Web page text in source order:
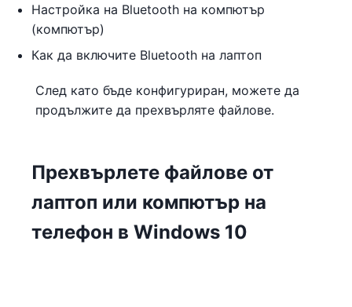
Настройка на Bluetooth на компютър
(компютър)
Как да включите Bluetooth на лаптоп
След като бъде конфигуриран, можете да
продължите да прехвърляте файлове.
Прехвърлете файлове от
лаптоп или компютър на
телефон в Windows 10